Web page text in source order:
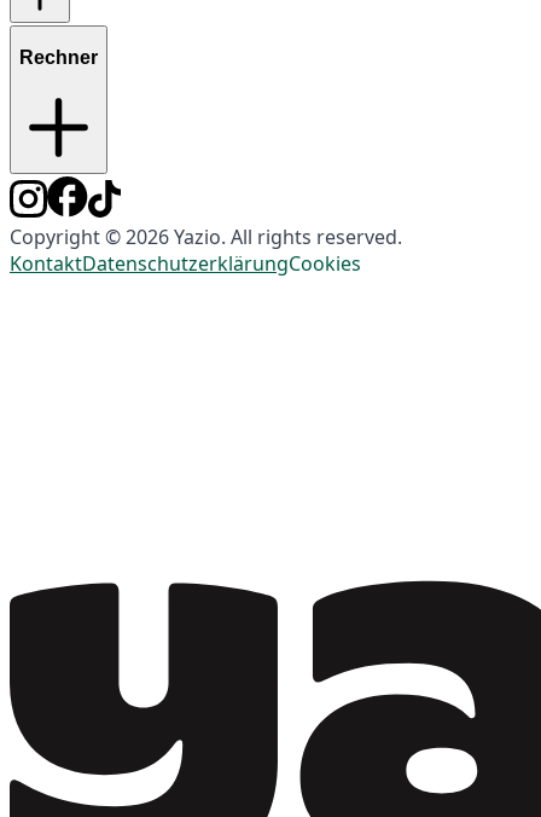
Rechner
Copyright © 2026 Yazio. All rights reserved.
KontaktDatenschutzerklärungCookies